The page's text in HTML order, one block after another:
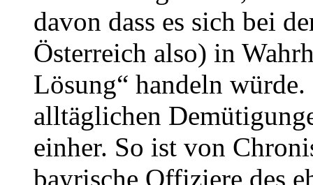
davon dass es sich bei
Österreich also) in
Lösung“ handeln
alltäglichen
einher. So ist von
bayrische Offiziere des